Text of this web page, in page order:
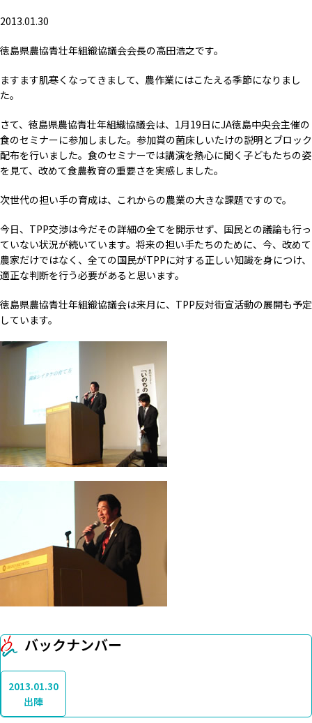
2013.01.30
徳島県農協青壮年組織協議会会長の高田浩之です。
ますます肌寒くなってきまして、農作業にはこたえる季節になりまし
た。
さて、徳島県農協青壮年組織協議会は、1月19日にJA徳島中央会主催の
食のセミナーに参加しました。参加賞の菌床しいたけの説明とブロック
配布を行いました。食のセミナーでは講演を熱心に聞く子どもたちの姿
を見て、改めて食農教育の重要さを実感しました。
次世代の担い手の育成は、これからの農業の大きな課題ですので。
今日、TPP交渉は今だその詳細の全てを開示せず、国民との議論も行っ
ていない状況が続いています。将来の担い手たちのために、今、改めて
農家だけではなく、全ての国民がTPPに対する正しい知識を身につけ、
適正な判断を行う必要があると思います。
徳島県農協青壮年組織協議会は来月に、TPP反対街宣活動の展開も予定
しています。
バックナンバー
2013.01.30
出陣